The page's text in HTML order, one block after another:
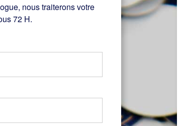
nous traiterons votre
72 H.